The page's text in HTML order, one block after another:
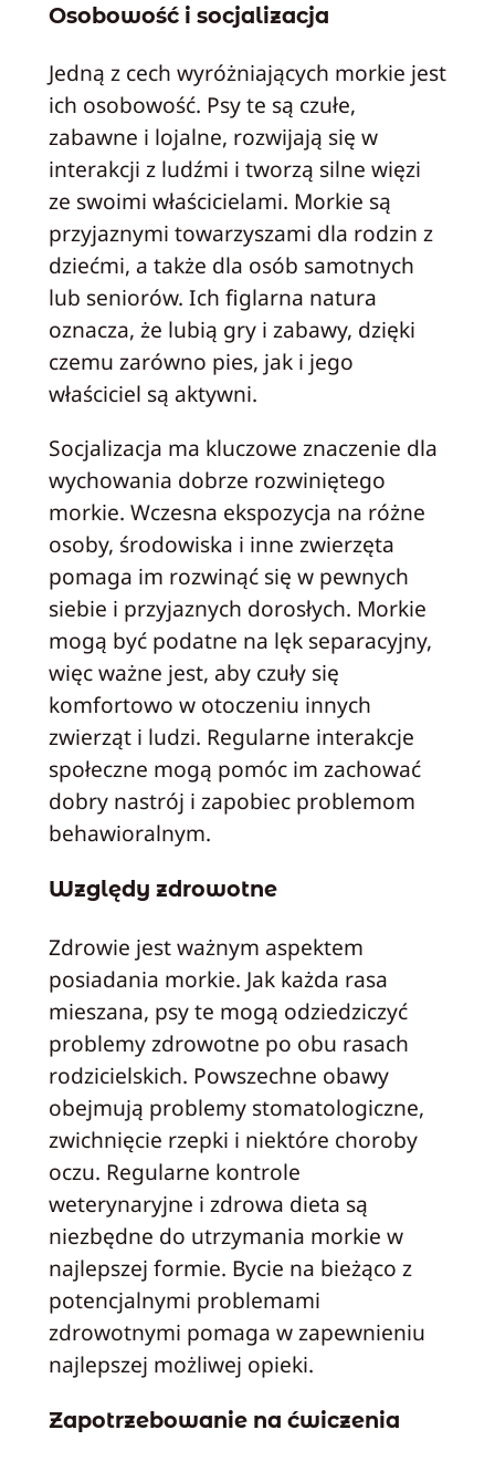
Osobowość i socjalizacja
Jedną z cech wyróżniających morkie jest
ich osobowość. Psy te są czułe,
zabawne i lojalne, rozwijają się w
interakcji z ludźmi i tworzą silne więzi
ze swoimi właścicielami. Morkie są
przyjaznymi towarzyszami dla rodzin z
dziećmi, a także dla osób samotnych
lub seniorów. Ich figlarna natura
oznacza, że lubią gry i zabawy, dzięki
czemu zarówno pies, jak i jego
właściciel są aktywni.
Socjalizacja ma kluczowe znaczenie dla
wychowania dobrze rozwiniętego
morkie. Wczesna ekspozycja na różne
osoby, środowiska i inne zwierzęta
pomaga im rozwinąć się w pewnych
siebie i przyjaznych dorosłych. Morkie
mogą być podatne na lęk separacyjny,
więc ważne jest, aby czuły się
komfortowo w otoczeniu innych
zwierząt i ludzi. Regularne interakcje
społeczne mogą pomóc im zachować
dobry nastrój i zapobiec problemom
behawioralnym.
Względy zdrowotne
Zdrowie jest ważnym aspektem
posiadania morkie. Jak każda rasa
mieszana, psy te mogą odziedziczyć
problemy zdrowotne po obu rasach
rodzicielskich. Powszechne obawy
obejmują problemy stomatologiczne,
zwichnięcie rzepki i niektóre choroby
oczu. Regularne kontrole
weterynaryjne i zdrowa dieta są
niezbędne do utrzymania morkie w
najlepszej formie. Bycie na bieżąco z
potencjalnymi problemami
zdrowotnymi pomaga w zapewnieniu
najlepszej możliwej opieki.
Zapotrzebowanie na ćwiczenia